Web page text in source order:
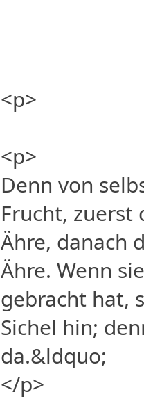
<p>
<p>
Denn von
Frucht, zuerst
Ähre, danach
Ähre. Wenn
gebracht hat,
Sichel hin;
da.&ldquo;
</p>